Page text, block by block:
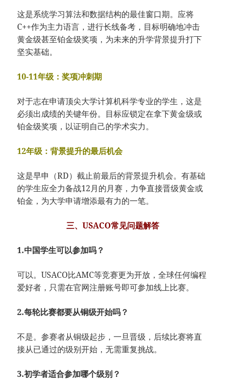
这是系统学习算法和数据结构的最佳窗口期。应将
C++作为主力语言，进行长线备考，目标明确地冲击
黄金级甚至铂金级奖项，为未来的升学背景提升打下
坚实基础。
10-11年级：奖项冲刺期
对于志在申请顶尖大学计算机科学专业的学生，这是
必须出成绩的关键年份。目标应锁定在拿下黄金级或
铂金级奖项，以证明自己的学术实力。
12年级：背景提升的最后机会
这是早申（RD）截止前最后的背景提升机会。有基础
的学生应全力备战12月的月赛，力争直接晋级黄金或
铂金，为大学申请增添最有力的一笔。
三、USACO常见问题解答
1.中国学生可以参加吗？
可以。USACO比AMC等竞赛更为开放，全球任何编程
爱好者，只需在官网注册账号即可参加线上比赛。
2.每轮比赛都要从铜级开始吗？
不是。参赛者从铜级起步，一旦晋级，后续比赛将直
接从已通过的级别开始，无需重复挑战。
3.初学者适合参加哪个级别？